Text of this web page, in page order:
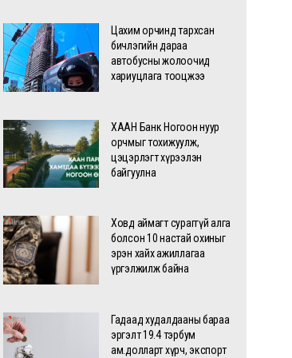
Цахим орчинд тархсан
бичлэгийн дараа
автобусны жолоочид
хариуцлага тооцжээ
ХААН Банк Ногоон нуур
орчмыг тохижуулж,
цэцэрлэгт хүрээлэн
байгуулна
Ховд аймагт сураггүй алга
болсон 10 настай охиныг
эрэн хайх ажиллагаа
үргэлжилж байна
Гадаад худалдааны бараа
эргэлт 19.4 тэрбум
ам.долларт хүрч, экспорт